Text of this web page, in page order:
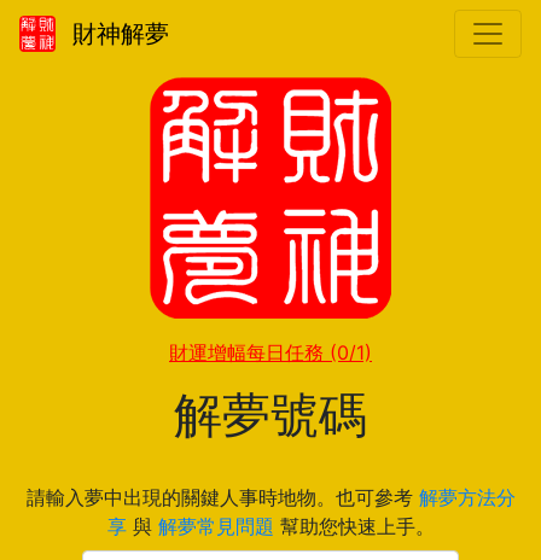
財神解夢
財運增幅每日任務 (0/1)
解夢號碼
請輸入夢中出現的關鍵人事時地物。也可參考 解夢方法分
享與 解夢常見問題 幫助您快速上手。